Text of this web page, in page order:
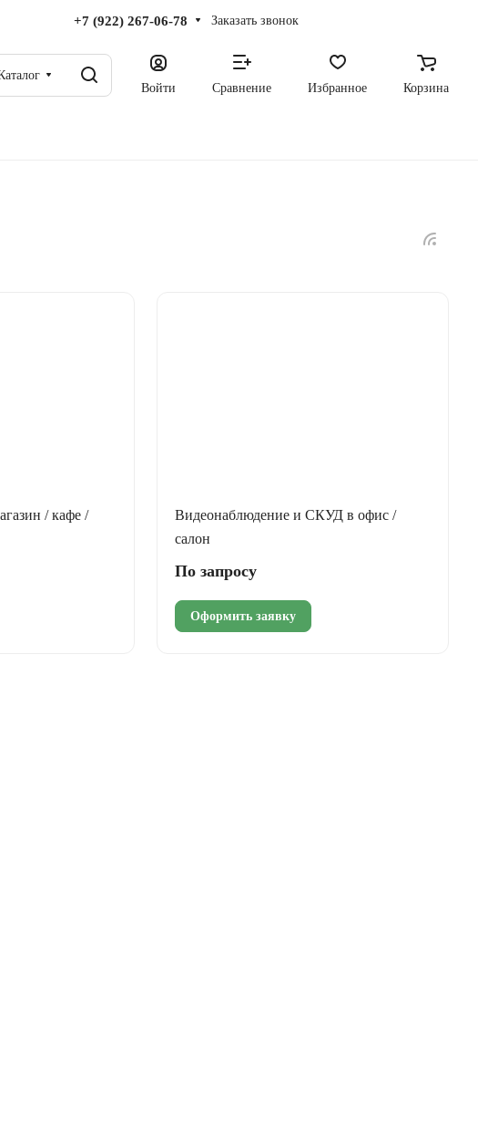
+7 (922) 267-06-78 Заказать звонок
Войти
Сравнение Избранное Корзина
/ кафе /
Видеонаблюдение и СКУД в офис /
салон
По запросу
Оформить заявку